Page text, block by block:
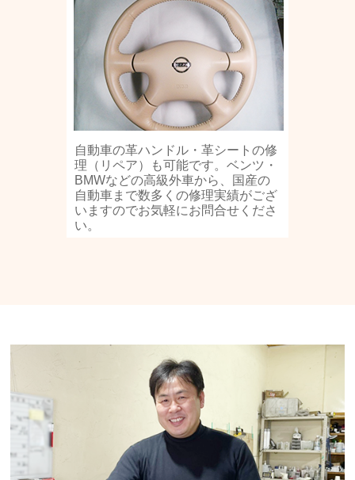
自動車の革ハンドル・革シートの修
理（リペア）も可能です。ベンツ・
BMWなどの高級外車から、国産の
自動車まで数多くの修理実績がござ
いますのでお気軽にお問合せくださ
い。